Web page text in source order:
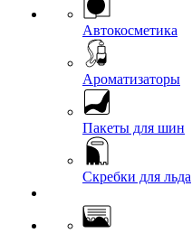
Автокосметика
Ароматизаторы
Пакеты для шин
Скребки для льда